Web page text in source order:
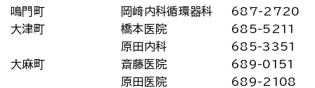
鳴門町
岡﨑内科循環器科
687-2720
大津町
橋本医院
685-5211
原田内科
685-3351
大麻町
斎藤医院
689-0151
原田医院
689-2108